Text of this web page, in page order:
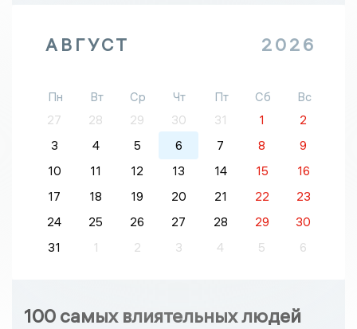
АВГУСТ 2026
Пн Вт Ср Чт Пт Сб
Вс
27
28 29 30 31 1
2
3
4 5 6 7 8
9
10
11 12 13 14 15
16
17
18 19 20 21 22
23
24
25 26 27 28 29
30
31
1 2 3 4 5 6
100 самых влиятельных людей